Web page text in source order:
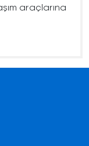
araçlarına